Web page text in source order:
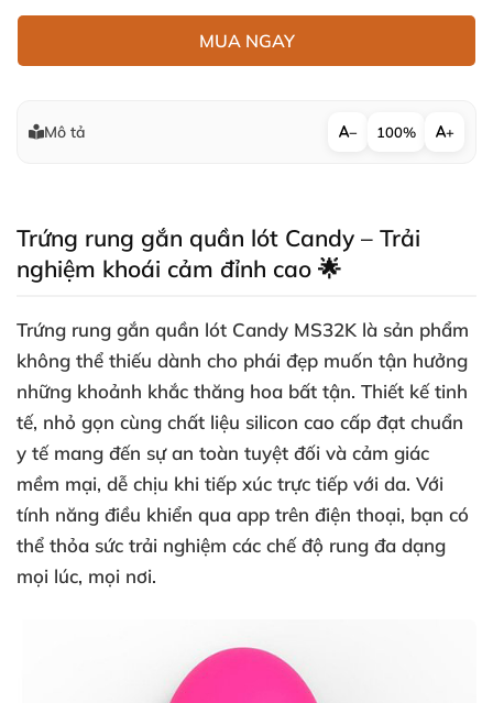
MUA NGAY
Mô tả − 100% +
Trứng rung gắn quần lót Candy – Trải
nghiệm khoái cảm đỉnh cao 🌟
Trứng rung gắn quần lót Candy MS32K là sản phẩm
không thể thiếu dành cho phái đẹp muốn tận hưởng
những khoảnh khắc thăng hoa bất tận. Thiết kế tinh
tế, nhỏ gọn cùng chất liệu silicon cao cấp đạt chuẩn
y tế mang đến sự an toàn tuyệt đối và cảm giác
mềm mại, dễ chịu khi tiếp xúc trực tiếp với da. Với
tính năng điều khiển qua app trên điện thoại, bạn có
thể thỏa sức trải nghiệm các chế độ rung đa dạng
mọi lúc, mọi nơi.